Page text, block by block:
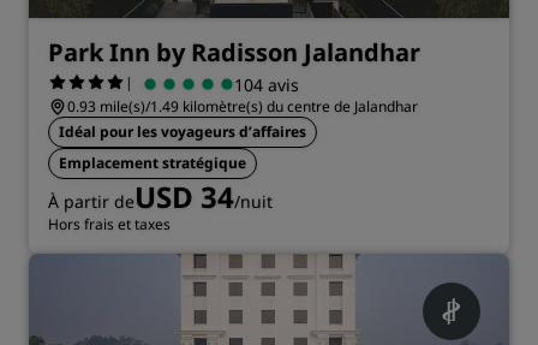
Park Inn by Radisson Jalandhar
| 104 avis
0.93 mile(s)/1.49 kilomètre(s) du centre de Jalandhar
Idéal pour les voyageurs d’affaires
Emplacement stratégique
À partir deUSD 34/nuit
Hors frais et taxes